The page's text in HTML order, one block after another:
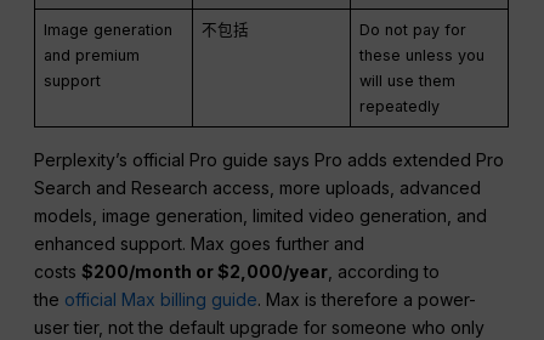
Image generation
and premium
support
不包括
Do not pay for
these unless you
will use them
repeatedly
Perplexity’s official Pro guide says Pro adds extended Pro
Search and Research access, more uploads, advanced
models, image generation, limited video generation, and
enhanced support. Max goes further and
costs$200/month or $2,000/year , according to
the official Max billing guide. Max is therefore a power-
user tier, not the default upgrade for someone who only